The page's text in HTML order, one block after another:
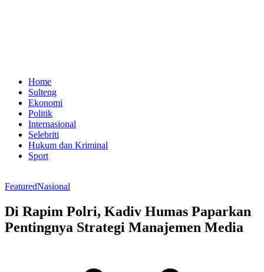
Home
Sulteng
Ekonomi
Politik
Internasional
Selebriti
Hukum dan Kriminal
Sport
FeaturedNasional
Di Rapim Polri, Kadiv Humas Paparkan
Pentingnya Strategi Manajemen Media